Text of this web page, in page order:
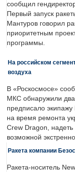
сообщил
Первый запуск
Мантуров говорил
приоритетным
программы.
На российском
воздуха
В «Роскосмосе»
МКС обнаружили два
предписало
на время ремонта
Crew Dragon,
возможной
Ракета компании
Ракета-носитель